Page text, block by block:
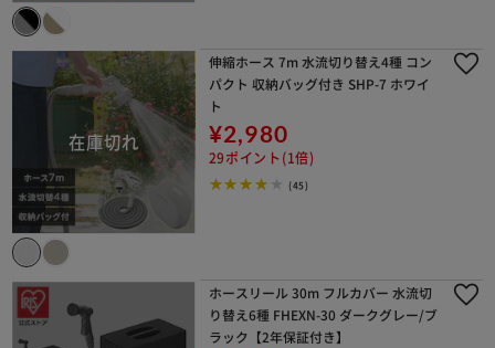
伸縮ホース 7m 水流切り替え4種 コン
パクト 収納バッグ付き SHP-7 ホワイ
ト
¥2,980
29ポイント(1倍)
(45)
ホースリール 30m フルカバー 水流切
り替え6種 FHEXN-30 ダークグレー/ブ
ラック【2年保証付き】